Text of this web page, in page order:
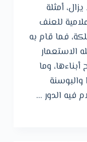
أمثلة
للعنف
فما قام به
الاستعمار
وما
فيه الدور …